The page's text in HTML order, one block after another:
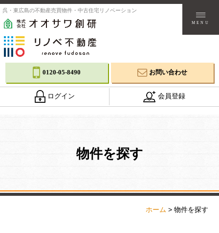
呉・東広島の不動産売買物件・中古住宅リノベーション
MENU
0120-05-8490 お問い合わせ
ログイン 会員登録
物件を探す
ホーム > 物件を探す